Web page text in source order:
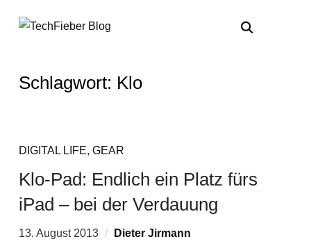
Schlagwort: Klo
DIGITAL LIFE, GEAR
Klo-Pad: Endlich ein Platz fürs
iPad – bei der Verdauung
13. August 2013 Dieter Jirmann